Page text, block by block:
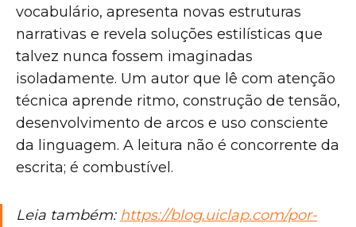
vocabulário, apresenta novas estruturas
narrativas e revela soluções estilísticas que
talvez nunca fossem imaginadas
isoladamente. Um autor que lê com atenção
técnica aprende ritmo, construção de tensão,
desenvolvimento de arcos e uso consciente
da linguagem. A leitura não é concorrente da
escrita; é combustível.
Leia também: https://blog.uiclap.com/por-